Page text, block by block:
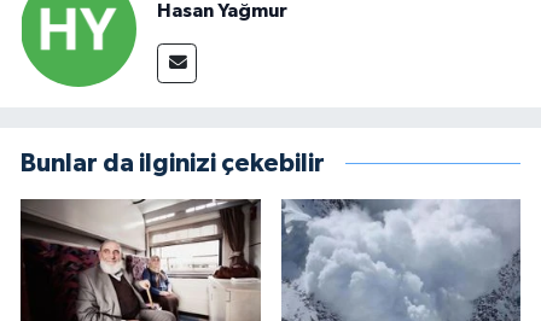
Hasan Yağmur
Bunlar da ilginizi çekebilir